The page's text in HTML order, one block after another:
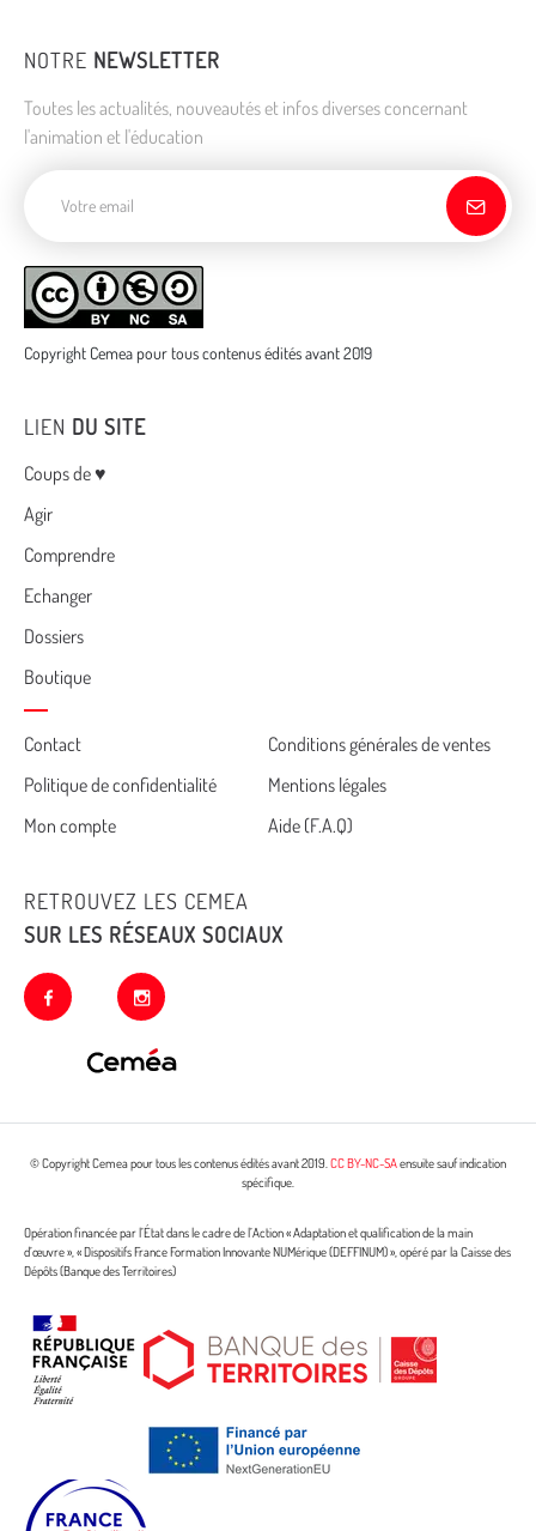
NOTRE NEWSLETTER
Toutes les actualités, nouveautés et infos diverses concernant
l'animation et l'éducation
Copyright Cemea pour tous contenus édités avant 2019
LIEN DU SITE
Menu
Coups de ♥
Agir
Comprendre
Echanger
Dossiers
Boutique
Cemea
footer
Contact
Conditions générales de ventes
Politique de confidentialité
Mentions légales
Mon compte
Aide (F.A.Q)
RETROUVEZ LES CEMEA
SUR LES RÉSEAUX SOCIAUX
facebook instagram
© Copyright Cemea pour tous les contenus édités avant 2019.CC BY-NC-SAensuite sauf indication
spécifique.
Opération financée par l’État dans le cadre de l’Action « Adaptation et qualification de la main
d’œuvre », « Dispositifs France Formation Innovante NUMérique (DEFFINUM) », opéré par la Caisse des
Dépôts (Banque des Territoires)